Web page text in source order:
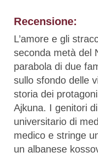
Recensione:
L’amore e gli
seconda metà del
parabola di due
sullo sfondo delle
storia dei
Ajkuna. I genitori
universitario di
medico e stringe
un albanese